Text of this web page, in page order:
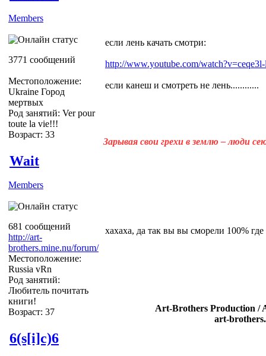
Members
3771 сообщений
Местоположение:
Ukraine Город
мертвых
Род занятий: Ver pour
toute la vie!!!
Возраст: 33
если лень качать смотри:
http://www.youtube.com/
если канеш и смотреть не лень............
Зарывая свои грехи в землю – люди
Wait
Members
681 сообщений
http://art-
brothers.mine.nu/forum/
Местоположение:
Russia vRn
Род занятий:
Любитель почитать
книги!
Возраст: 37
хахаха, да так вы вы сморели 100%
Art-Brothers Production /
art-
6(s[i]c)6